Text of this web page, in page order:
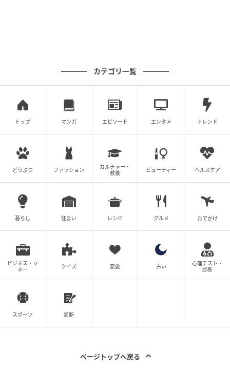
エキサイトニュース
飲み過ぎて気持ち悪くなった愛華に水を買って届けた
ところまでは記憶に残っている隆司。しかし、部屋に
そこへ由衣も帰宅。笑顔で出迎える由衣を前にして、
カテゴリ一覧
トップ マンガ エピソード エンタメ トレンド
どうぶつ ファッション
カルチャー・
教養
ビューティー ヘルスケア
暮らし 住まい レシピ グルメ おでかけ
ビジネス・マ
ネー
クイズ 恋愛 占い
心理テスト・
診断
スポーツ 診断
ページトップへ戻る